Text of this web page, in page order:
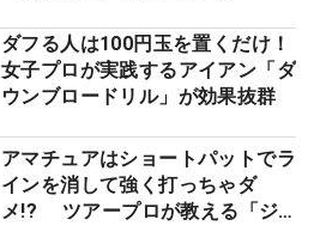
ダフる人は100円玉を置くだけ！
女子プロが実践するアイアン「ダ
ウンブロードリル」が効果抜群
アマチュアはショートパットでラ
インを消して強く打っちゃダ
メ!? ツアープロが教える「ジ